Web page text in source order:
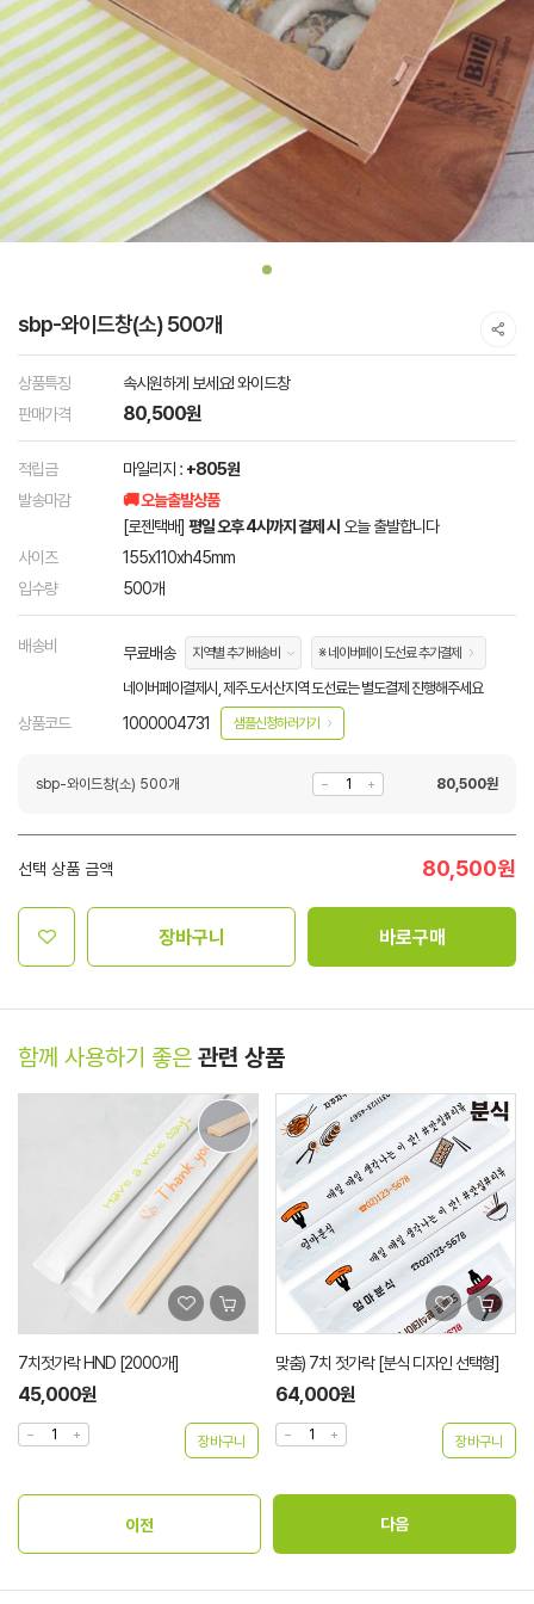
sbp-와이드창(소) 500개
상품특징
속시원하게 보세요! 와이드창
판매가격
80,500원
적립금 마일리지 : +805원
발송마감
🚚 오늘출발상품
[로젠택배] 평일 오후 4시까지 결제 시 오늘 출발합니다
사이즈
155x110xh45mm
입수량
500개
배송비 무료배송 지역별 추가배송비 ※ 네이버페이 도선료 추가결제
네이버페이결제시, 제주.도서산지역 도선료는 별도결제 진행해주세요
상품코드 1000004731 샘플신청하러가기
sbp-와이드창(소) 500개 80,500원
선택 상품 금액 80,500원
장바구니 바로구매
함께 사용하기 좋은 관련 상품
7치젓가락 HND [2000개]
45,000원
맞춤) 7치 젓가락 [분식 디자인 선택형]
64,000원